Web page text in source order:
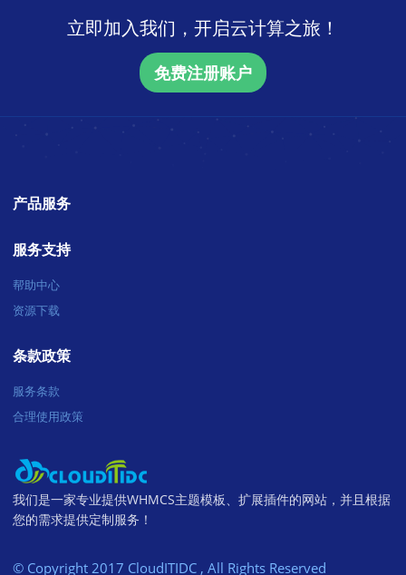
立即加入我们，开启云计算之旅！
免费注册账户
产品服务
服务支持
帮助中心
资源下载
条款政策
服务条款
合理使用政策
我们是一家专业提供WHMCS主题模板、扩展插件的网站，并且根据
您的需求提供定制服务！
© Copyright 2017 CloudITIDC , All Rights Reserved